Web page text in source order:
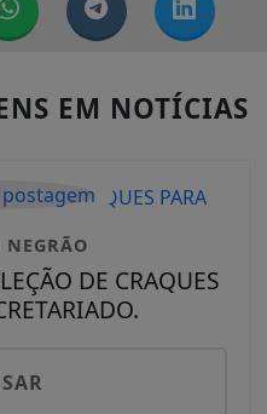
EM NOTÍCIAS
NEGRÃO
DE CRAQUES